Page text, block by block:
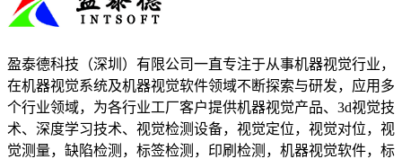
盈泰德科技（深圳）有限公司一直专注于从事机器视觉行业，
在机器视觉系统及机器视觉软件领域不断探索与研发​，应用多
个行业领域，为各行业工厂客户提供机器视觉产品、3d视觉技
术、深度学习技术、视觉检测设备，视觉定位，视觉对位，视
觉测量，缺陷检测，标签检测，印刷检测，机器视觉软件，标